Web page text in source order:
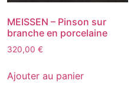
MEISSEN – Pinson sur
branche en porcelaine
320,00 €
Ajouter au panier